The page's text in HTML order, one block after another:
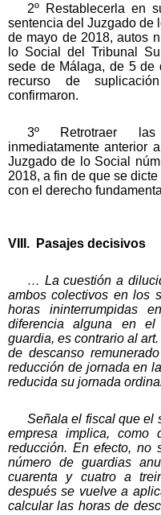
2º Restablecerla en
sentencia del Juzgado de
de mayo de 2018, autos
lo Social del Tribunal
sede de Málaga, de 5 de
recurso de
confirmaron.
3º Retrotraer
inmediatamente anterior
Juzgado de lo Social
2018, a fin de que se
con el derecho
VIII. Pasajes decisivos
… La cuestión a
ambos colectivos en los
horas ininterrumpidas
diferencia alguna en
guardia, es contrario al
de descanso
reducción de jornada en
reducida su jornada
Señala el fiscal que el
empresa implica, como
reducción. En efecto, no
número de guardias
cuarenta y cuatro a
después se vuelve a
calcular las horas de